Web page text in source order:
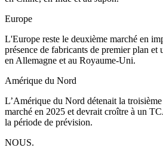
Europe
L'Europe reste le deuxième marché en
présence de fabricants de premier plan et
en Allemagne et au Royaume-Uni.
Amérique du Nord
L’Amérique du Nord détenait la
marché en 2025 et devrait croître à un
la période de prévision.
NOUS.